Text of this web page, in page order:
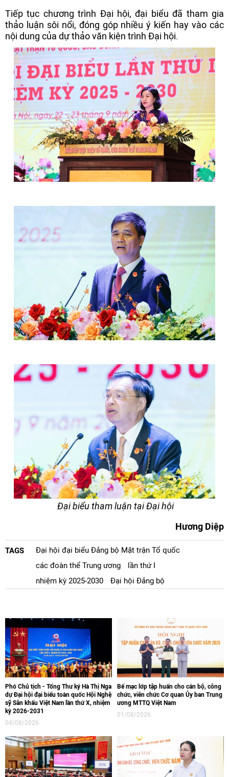
Tiếp tục chương trình Đại hội, đại biểu đã tham gia
thảo luận sôi nổi, đóng góp nhiều ý kiến hay vào các
nội dung của dự thảo văn kiện trình Đại hội.
Đại biểu tham luận tại Đại hội
Hương Diệp
TAGS
Đại hội đại biểu Đảng bộ Mặt trận Tổ quốc
các đoàn thể Trung ương
lần thứ I
nhiệm kỳ 2025-2030
Đại hội Đảng bộ
Phó Chủ tịch - Tổng Thư ký Hà Thị Nga
dự Đại hội đại biểu toàn quốc Hội Nghệ
sỹ Sân khấu Việt Nam lần thứ X, nhiệm
kỳ 2026-2031
04/08/2026
Bế mạc lớp tập huấn cho cán bộ, công
chức, viên chức Cơ quan Ủy ban Trung
ương MTTQ Việt Nam
01/08/2026